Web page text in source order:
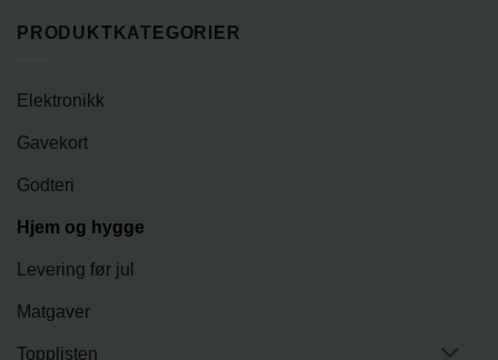
PRODUKTKATEGORIER
Elektronikk
Gavekort
Godteri
Hjem og hygge
Levering før jul
Matgaver
Topplisten